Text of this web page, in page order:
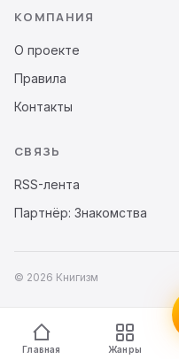
Главная Жанры
КОМПАНИЯ
О проекте
Правила
Контакты
СВЯЗЬ
RSS-лента
Партнёр: Знакомства
© 2026 Книгизм